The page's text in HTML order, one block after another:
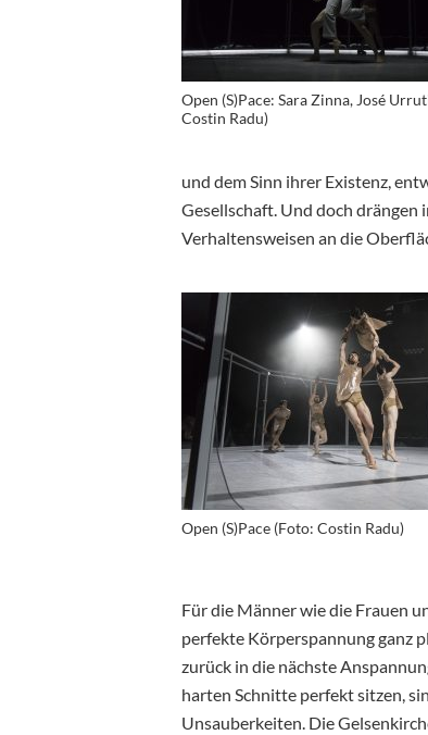
Open (S)Pace: Sara Zinna, José
Costin Radu)
und dem Sinn ihrer Existenz,
Gesellschaft. Und doch
Verhaltensweisen an die
Open (S)Pace (Foto: Costin Radu)
Für die Männer wie die Frauen
perfekte Körperspannung ganz
zurück in die nächste
harten Schnitte perfekt sitzen,
Unsauberkeiten. Die